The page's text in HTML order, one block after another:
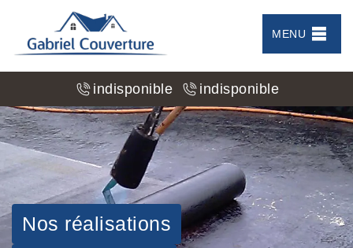
MENU
indisponible indisponible
Nos réalisations